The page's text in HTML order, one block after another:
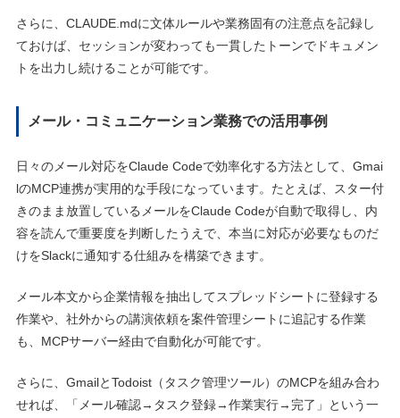
さらに、CLAUDE.mdに文体ルールや業務固有の注意点を記録し
ておけば、セッションが変わっても一貫したトーンでドキュメン
トを出力し続けることが可能です。
メール・コミュニケーション業務での活用事例
日々のメール対応をClaude Codeで効率化する方法として、Gmai
lのMCP連携が実用的な手段になっています。たとえば、スター付
きのまま放置しているメールをClaude Codeが自動で取得し、内
容を読んで重要度を判断したうえで、本当に対応が必要なものだ
けをSlackに通知する仕組みを構築できます。
メール本文から企業情報を抽出してスプレッドシートに登録する
作業や、社外からの講演依頼を案件管理シートに追記する作業
も、MCPサーバー経由で自動化が可能です。
さらに、GmailとTodoist（タスク管理ツール）のMCPを組み合わ
せれば、「メール確認→タスク登録→作業実行→完了」という一